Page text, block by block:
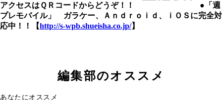
アクセスはＱＲコードからどうぞ！！
●「週
プレモバイル」 ガラケー、Ａｎｄｒｏｉｄ、ｉＯＳに完全対
応中！！【http://s-wpb.shueisha.co.jp/】
編集部のオススメ
あなたにオススメ